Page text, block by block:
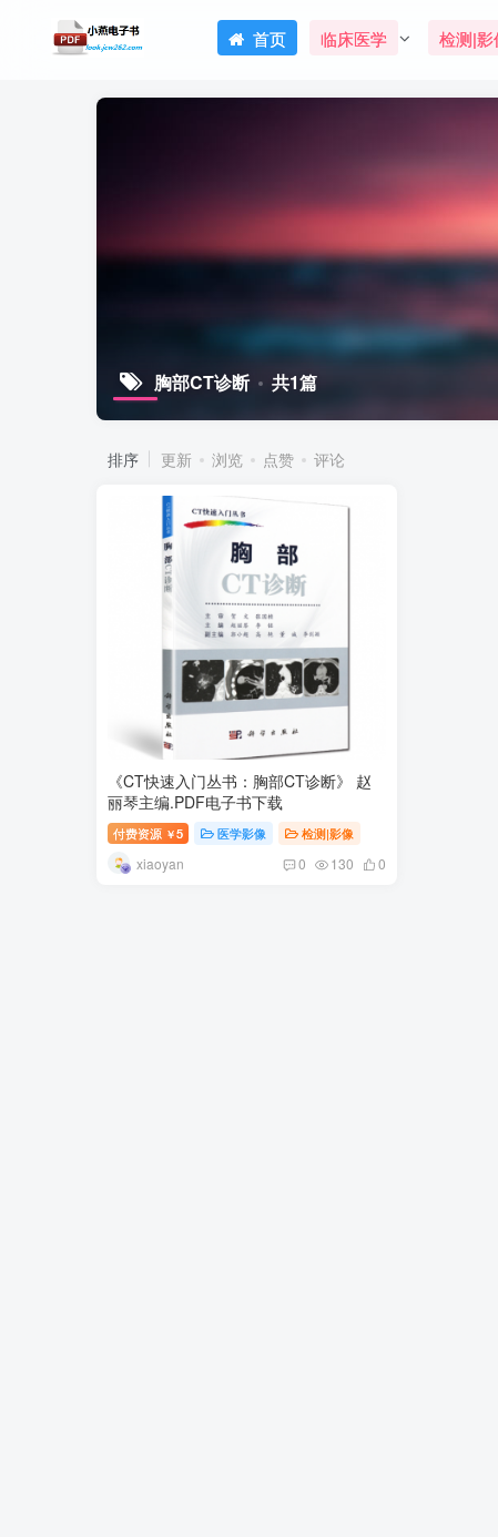
首页 临床医学 检测|影
胸部CT诊断 共1篇
排序 更新 浏览 点赞 评论
《CT快速入门丛书：胸部CT诊断》 赵
丽琴主编.PDF电子书下载
付费资源 ￥5 医学影像 检测|影像
xiaoyan 0 130 0